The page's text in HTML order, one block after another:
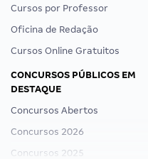
Cursos por Professor
Oficina de Redação
Cursos Online Gratuitos
CONCURSOS PÚBLICOS EM
DESTAQUE
Concursos Abertos
Concursos 2026
Concursos 2025